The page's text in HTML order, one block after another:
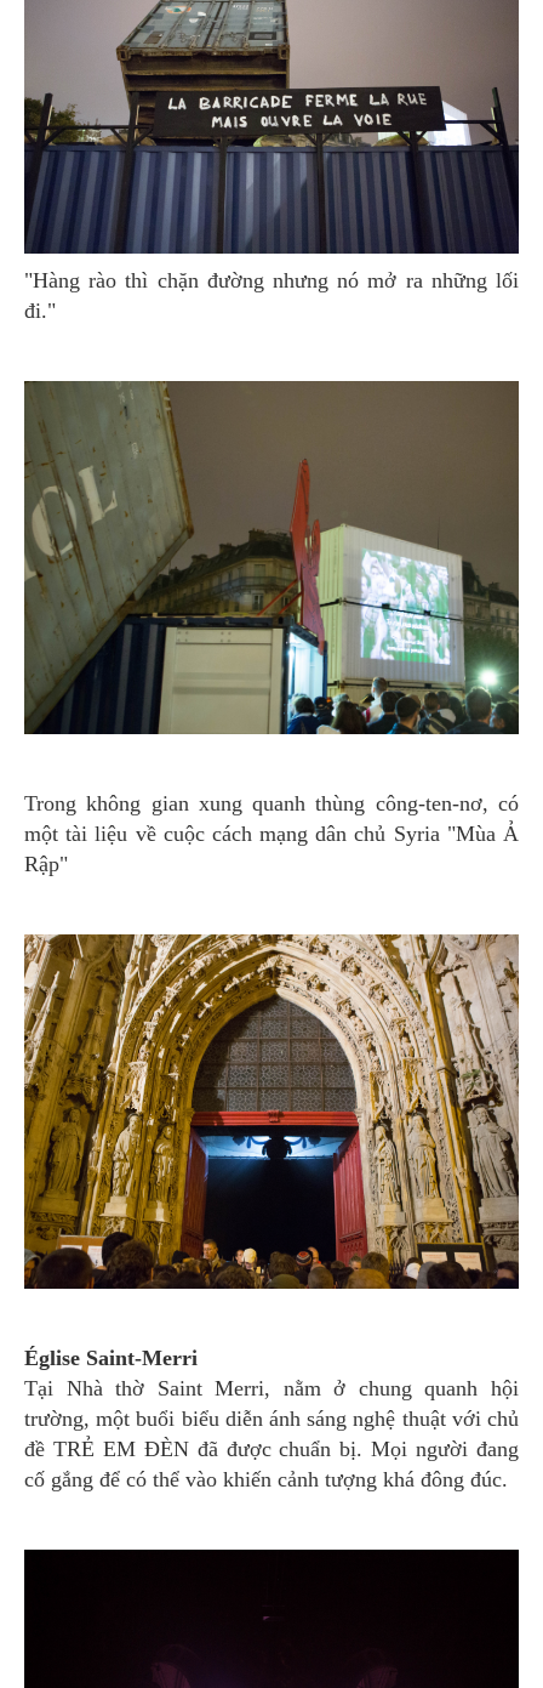
"Hàng rào thì chặn đường nhưng nó mở ra những lối
đi."
Trong không gian xung quanh thùng công-ten-nơ, có
một tài liệu về cuộc cách mạng dân chủ Syria "Mùa Ả
Rập"
Église Saint-Merri
Tại Nhà thờ Saint Merri, nằm ở chung quanh hội
trường, một buổi biểu diễn ánh sáng nghệ thuật với chủ
đề TRẺ EM ĐÈN đã được chuẩn bị. Mọi người đang
cố gắng để có thể vào khiến cảnh tượng khá đông đúc.